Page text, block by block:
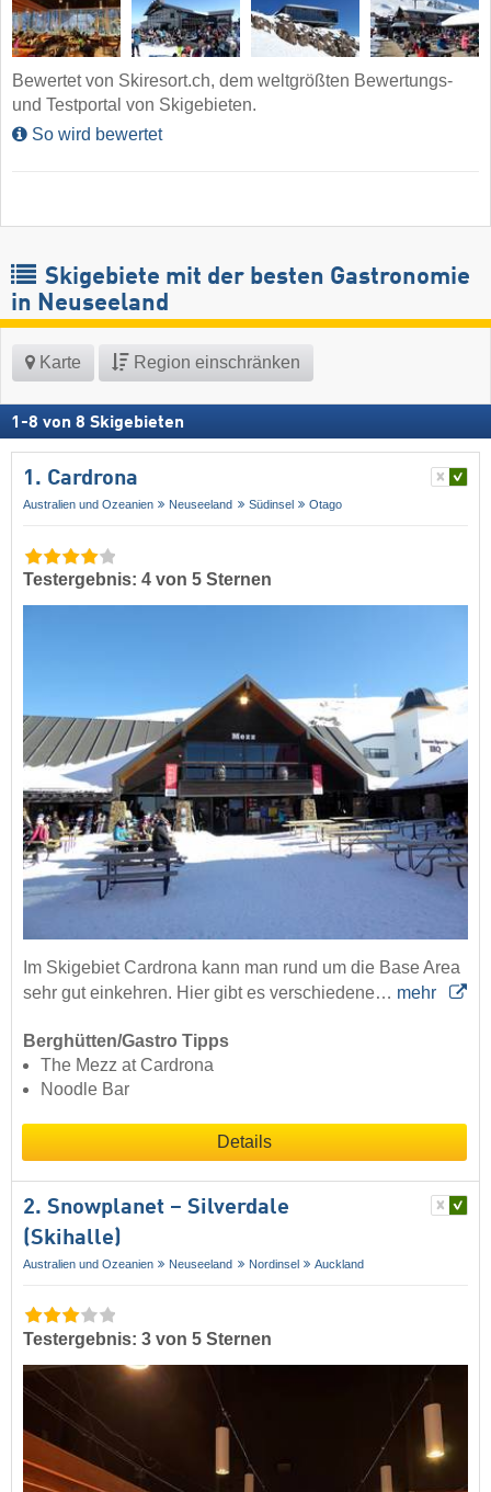
Bewertet von Skiresort.ch, dem weltgrößten Bewertungs-
und Testportal von Skigebieten.
So wird bewertet
Skigebiete mit der besten Gastronomie
in Neuseeland
Karte Region einschränken
1 -8 von 8 Skigebieten
1. Cardrona
Australien und Ozeanien Neuseeland Südinsel Otago
Testergebnis: 4 von 5 Sternen
Im Skigebiet Cardrona kann man rund um die Base Area
sehr gut einkehren. Hier gibt es verschiedene… mehr
Berghütten/Gastro Tipps
The Mezz at Cardrona
Noodle Bar
Details
2. Snowplanet – Silverdale
(Skihalle)
Australien und Ozeanien Neuseeland Nordinsel Auckland
Testergebnis: 3 von 5 Sternen